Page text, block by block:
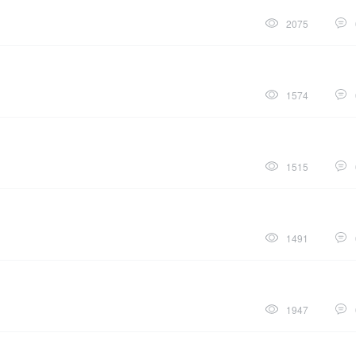
2075
1574
1515
1491
1947